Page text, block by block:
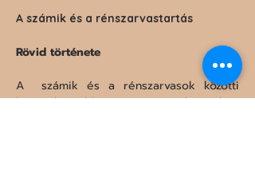
A számik és a rénszarvastartás
Rövid története
A  számik és a rénszarvasok közötti
kapcsolat több ezer éves múltra tekint